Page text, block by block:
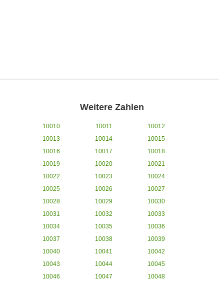
Weitere Zahlen
10010 10011
10012
10013
10014
10015
10016
10017
10018
10019
10020
10021
10022
10023
10024
10025
10026
10027
10028
10029
10030
10031
10032
10033
10034
10035
10036
10037
10038
10039
10040
10041
10042
10043
10044
10045
10046
10047
10048